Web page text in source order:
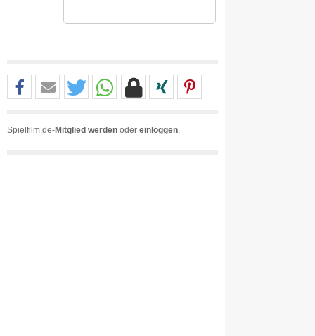
Spielfilm.de-Mitglied werden oder einloggen